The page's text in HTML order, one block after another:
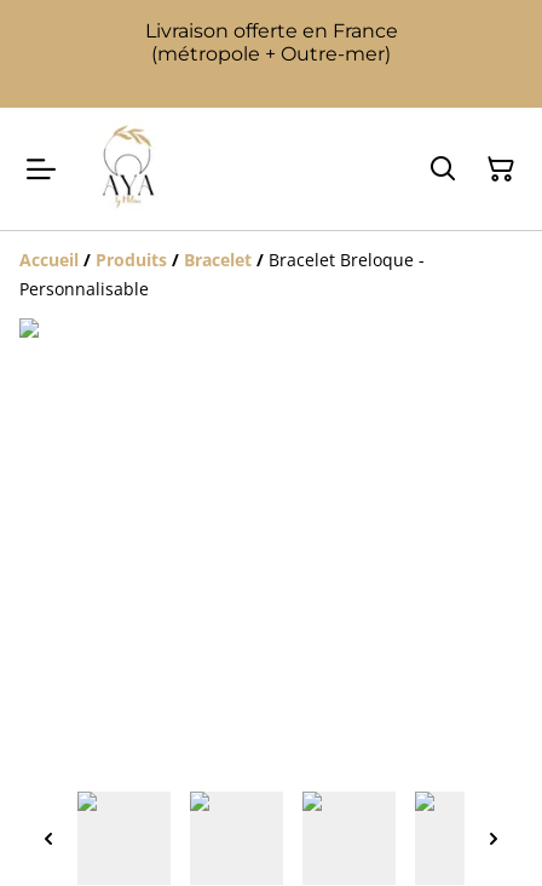
Livraison offerte en France
(métropole + Outre-mer)
Accueil / Produits / Bracelet / Bracelet Breloque -
Personnalisable